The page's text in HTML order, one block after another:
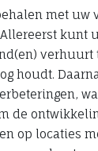
met uw
kunt
houdt.
de
op locaties